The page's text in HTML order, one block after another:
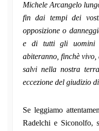
Michele Arcangelo
fin dai tempi dei
opposizione o
e di tutti gli uomini
abiteranno, finchè
salvi nella nostra
eccezione del giudizio
Se leggiamo
Radelchi e Siconolfo,